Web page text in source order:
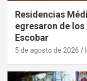
Residencias
egresaron de
Escobar
5 de agosto de 2026